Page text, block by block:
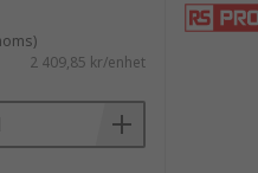
2 409,85 kr/enhet